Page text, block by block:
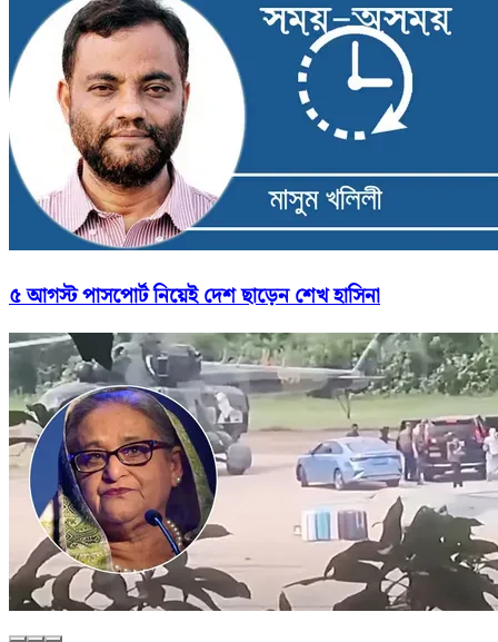
৫ আগস্ট পাসপোর্ট নিয়েই দেশ ছাড়েন শেখ হাসিনা